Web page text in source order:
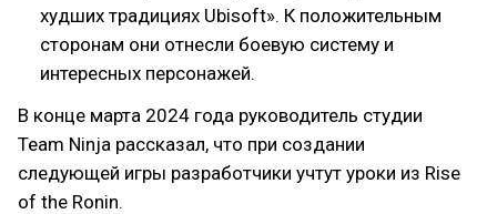
худших традициях Ubisoft». К положительным
сторонам они отнесли боевую систему и
интересных персонажей.
В конце марта 2024 года руководитель студии
Team Ninja рассказал, что при создании
следующей игры разработчики учтут уроки из Rise
of the Ronin.